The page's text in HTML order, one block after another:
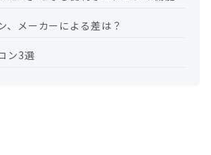
、メーカーによる差は？
ン3選